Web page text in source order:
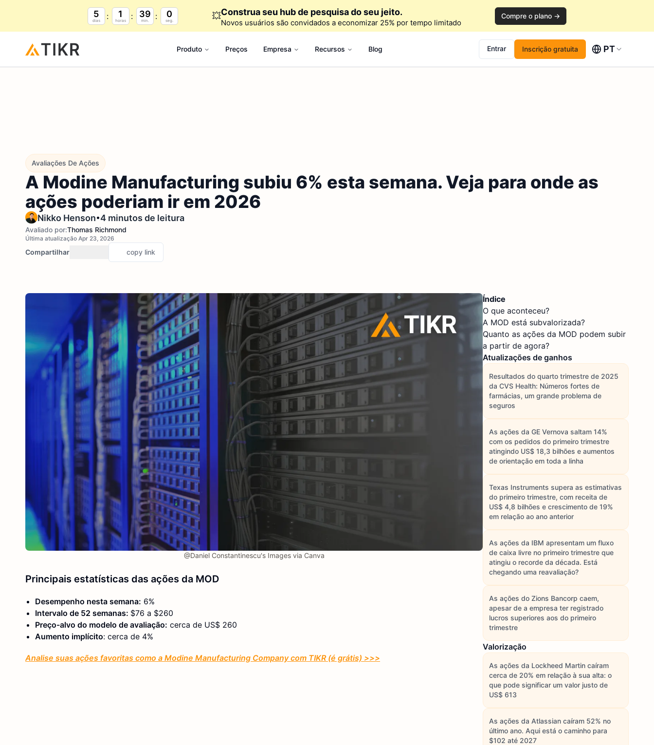
5
dias
1
horas
38
min.
59
seg. 💥Construa seu hub de pesquisa do seu jeito.
Novos usuários são convidados a economizar 25% por tempo limitado
Compre o plano →
Produto Preços Empresa Recursos Blog Entrar Inscrição gratuita PT
Avaliações De Ações
A Modine Manufacturing subiu 6% esta semana. Veja para onde as
ações poderiam ir em 2026
Nikko Henson•4 minutos de leitura
Avaliado por:Thomas Richmond
Última atualização Apr 23, 2026
Compartilhar copy link
@Daniel Constantinescu's Images via Canva
Principais estatísticas das ações da MOD
Desempenho nesta semana: 6%
Intervalo de 52 semanas: $76 a $260
Preço-alvo do modelo de avaliação: cerca de US$ 260
Aumento implícito: cerca de 4%
Analise suas ações favoritas como a Modine Manufacturing Company com TIKR (é grátis) >>>
Índice
O que aconteceu?
A MOD está subvalorizada?
Quanto as ações da MOD podem subir
a partir de agora?
Atualizações de ganhos
Resultados do quarto trimestre de 2025
da CVS Health: Números fortes de
farmácias, um grande problema de
seguros
As ações da GE Vernova saltam 14%
com os pedidos do primeiro trimestre
atingindo US$ 18,3 bilhões e aumentos
de orientação em toda a linha
Texas Instruments supera as estimativas
do primeiro trimestre, com receita de
US$ 4,8 bilhões e crescimento de 19%
em relação ao ano anterior
As ações da IBM apresentam um fluxo
de caixa livre no primeiro trimestre que
atingiu o recorde da década. Está
chegando uma reavaliação?
As ações do Zions Bancorp caem,
apesar de a empresa ter registrado
lucros superiores aos do primeiro
trimestre
Valorização
As ações da Lockheed Martin caíram
cerca de 20% em relação à sua alta: o
que pode significar um valor justo de
US$ 613
As ações da Atlassian caíram 52% no
último ano. Aqui está o caminho para
$102 até 2027